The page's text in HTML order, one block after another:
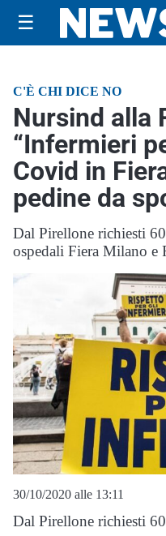
☰
C'È CHI DICE NO
Nursind alla
“Infermieri
Covid in
pedine da
Dal Pirellone richiesti
ospedali Fiera Milano e
30/10/2020 alle 13:11
Dal Pirellone richiesti